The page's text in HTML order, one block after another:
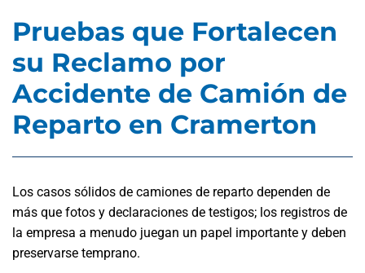
Pruebas que Fortalecen
su Reclamo por
Accidente de Camión de
Reparto en Cramerton
Los casos sólidos de camiones de reparto dependen de
más que fotos y declaraciones de testigos; los registros de
la empresa a menudo juegan un papel importante y deben
preservarse temprano.